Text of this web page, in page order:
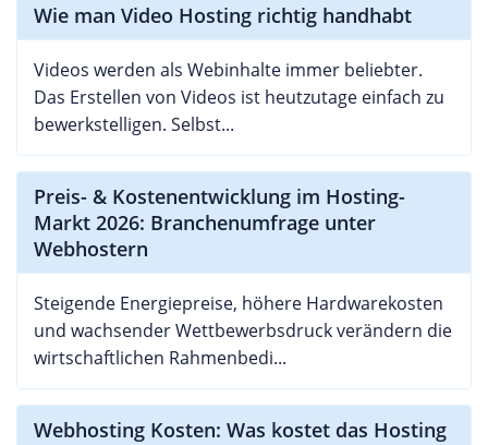
Wie man Video Hosting richtig handhabt
Videos werden als Webinhalte immer beliebter.
Das Erstellen von Videos ist heutzutage einfach zu
bewerkstelligen. Selbst...
Preis- & Kostenentwicklung im Hosting-
Markt 2026: Branchenumfrage unter
Webhostern
Steigende Energiepreise, höhere Hardwarekosten
und wachsender Wettbewerbsdruck verändern die
wirtschaftlichen Rahmenbedi...
Webhosting Kosten: Was kostet das Hosting